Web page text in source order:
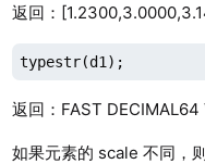
返回：
typestr(d1);
返回：FAST DECIMAL64
如果元素的 scale 不同，